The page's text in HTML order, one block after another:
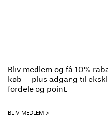
Bliv medlem og få 10%
køb – plus adgang til
fordele og point.
BLIV MEDLEM